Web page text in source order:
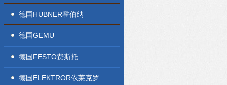
德国HUBNER霍伯纳
德国GEMU
德国FESTO费斯托
德国ELEKTROR依莱克罗